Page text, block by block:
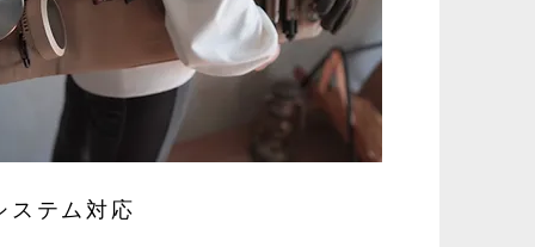
テム対応